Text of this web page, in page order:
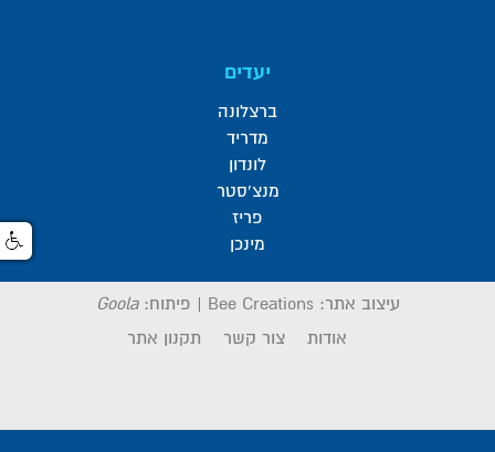
יעדים
ברצלונה
מדריד
לונדון
מנצ'סטר
פריז
מינכן
עיצוב אתר: Bee Creations
| פיתוח:Goola
אודות
צור קשר תקנון אתר